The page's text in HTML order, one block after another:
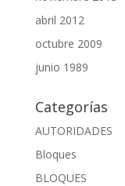
abril 2012
octubre 2009
junio 1989
Categorías
AUTORIDADES
Bloques
BLOQUES